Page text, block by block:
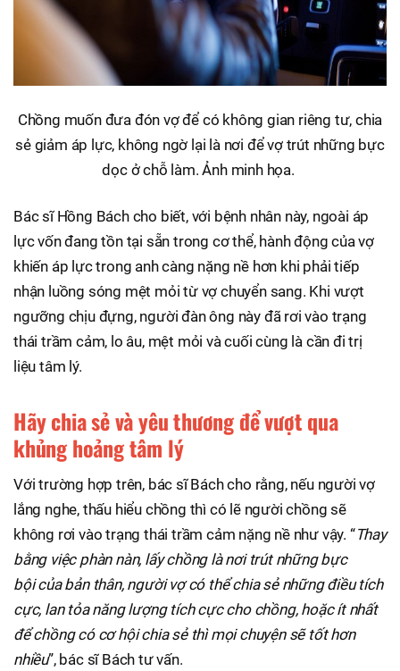
Chồng muốn đưa đón vợ để có không gian riêng tư, chia
sẻ giảm áp lực, không ngờ lại là nơi để vợ trút những bực
dọc ở chỗ làm. Ảnh minh họa.
Bác sĩ Hồng Bách cho biết, với bệnh nhân này, ngoài áp
lực vốn đang tồn tại sẵn trong cơ thể, hành động của vợ
khiến áp lực trong anh càng nặng nề hơn khi phải tiếp
nhận luồng sóng mệt mỏi từ vợ chuyển sang. Khi vượt
ngưỡng chịu đựng, người đàn ông này đã rơi vào trạng
thái trầm cảm, lo âu, mệt mỏi và cuối cùng là cần đi trị
liệu tâm lý.
Hãy chia sẻ và yêu thương để vượt qua
khủng hoảng tâm lý
Với trường hợp trên, bác sĩ Bách cho rằng, nếu người vợ
lắng nghe, thấu hiểu chồng thì có lẽ người chồng sẽ
không rơi vào trạng thái trầm cảm nặng nề như vậy. “Thay
bằng việc phàn nàn, lấy chồng là nơi trút những bực
bội của bản thân, người vợ có thể chia sẻ những điều tích
cực, lan tỏa năng lượng tích cực cho chồng, hoặc ít nhất
để chồng có cơ hội chia sẻ thì mọi chuyện sẽ tốt hơn
nhiều”, bác sĩ Bách tư vấn.